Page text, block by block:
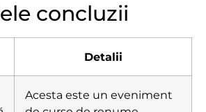
concluzii
Detalii
Acesta este un eveniment